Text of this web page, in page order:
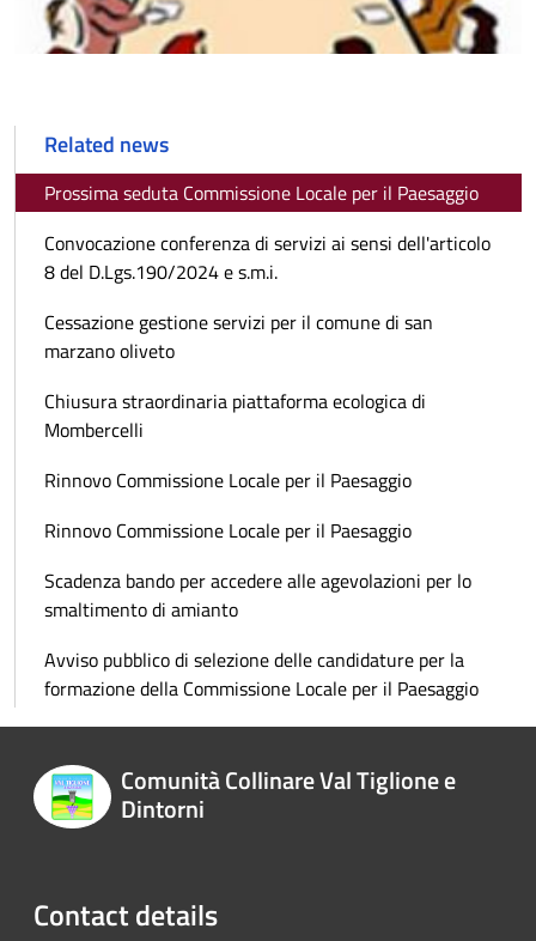
Related news
Prossima seduta Commissione Locale per il Paesaggio
Convocazione conferenza di servizi ai sensi dell'articolo
8 del D.Lgs.190/2024 e s.m.i.
Cessazione gestione servizi per il comune di san
marzano oliveto
Chiusura straordinaria piattaforma ecologica di
Mombercelli
Rinnovo Commissione Locale per il Paesaggio
Rinnovo Commissione Locale per il Paesaggio
Scadenza bando per accedere alle agevolazioni per lo
smaltimento di amianto
Avviso pubblico di selezione delle candidature per la
formazione della Commissione Locale per il Paesaggio
Comunità Collinare Val Tiglione e
Dintorni
Contact details